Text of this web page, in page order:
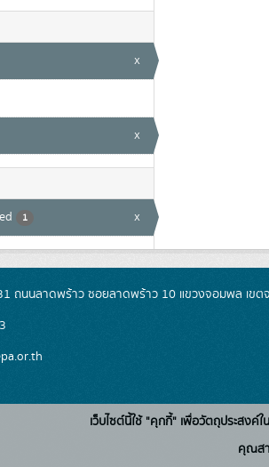
x
x
1 x
ถนนลาดพร้าว ซอยลาดพร้าว 10 แขวงจอมพล เข
เว็บไซต์นี้ใช้ "คุกกี้" เพื่อวัตถุประสง
คุณส